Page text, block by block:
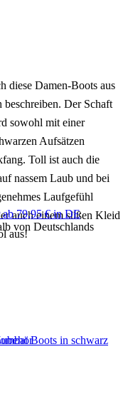
diese Damen-Boots aus
beschreiben. Der Schaft
sowohl mit einer
Aufsätzen
Toll ist auch die
nassem Laub und bei
Laufgefühl
auch einem süßen Kleid
aus!
ab 79,95 € in DE
von Deutschlands
Boots in schwarz